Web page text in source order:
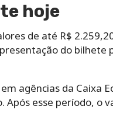
hoje
de até R$
do bilhete
agências da Caixa
esse período, o